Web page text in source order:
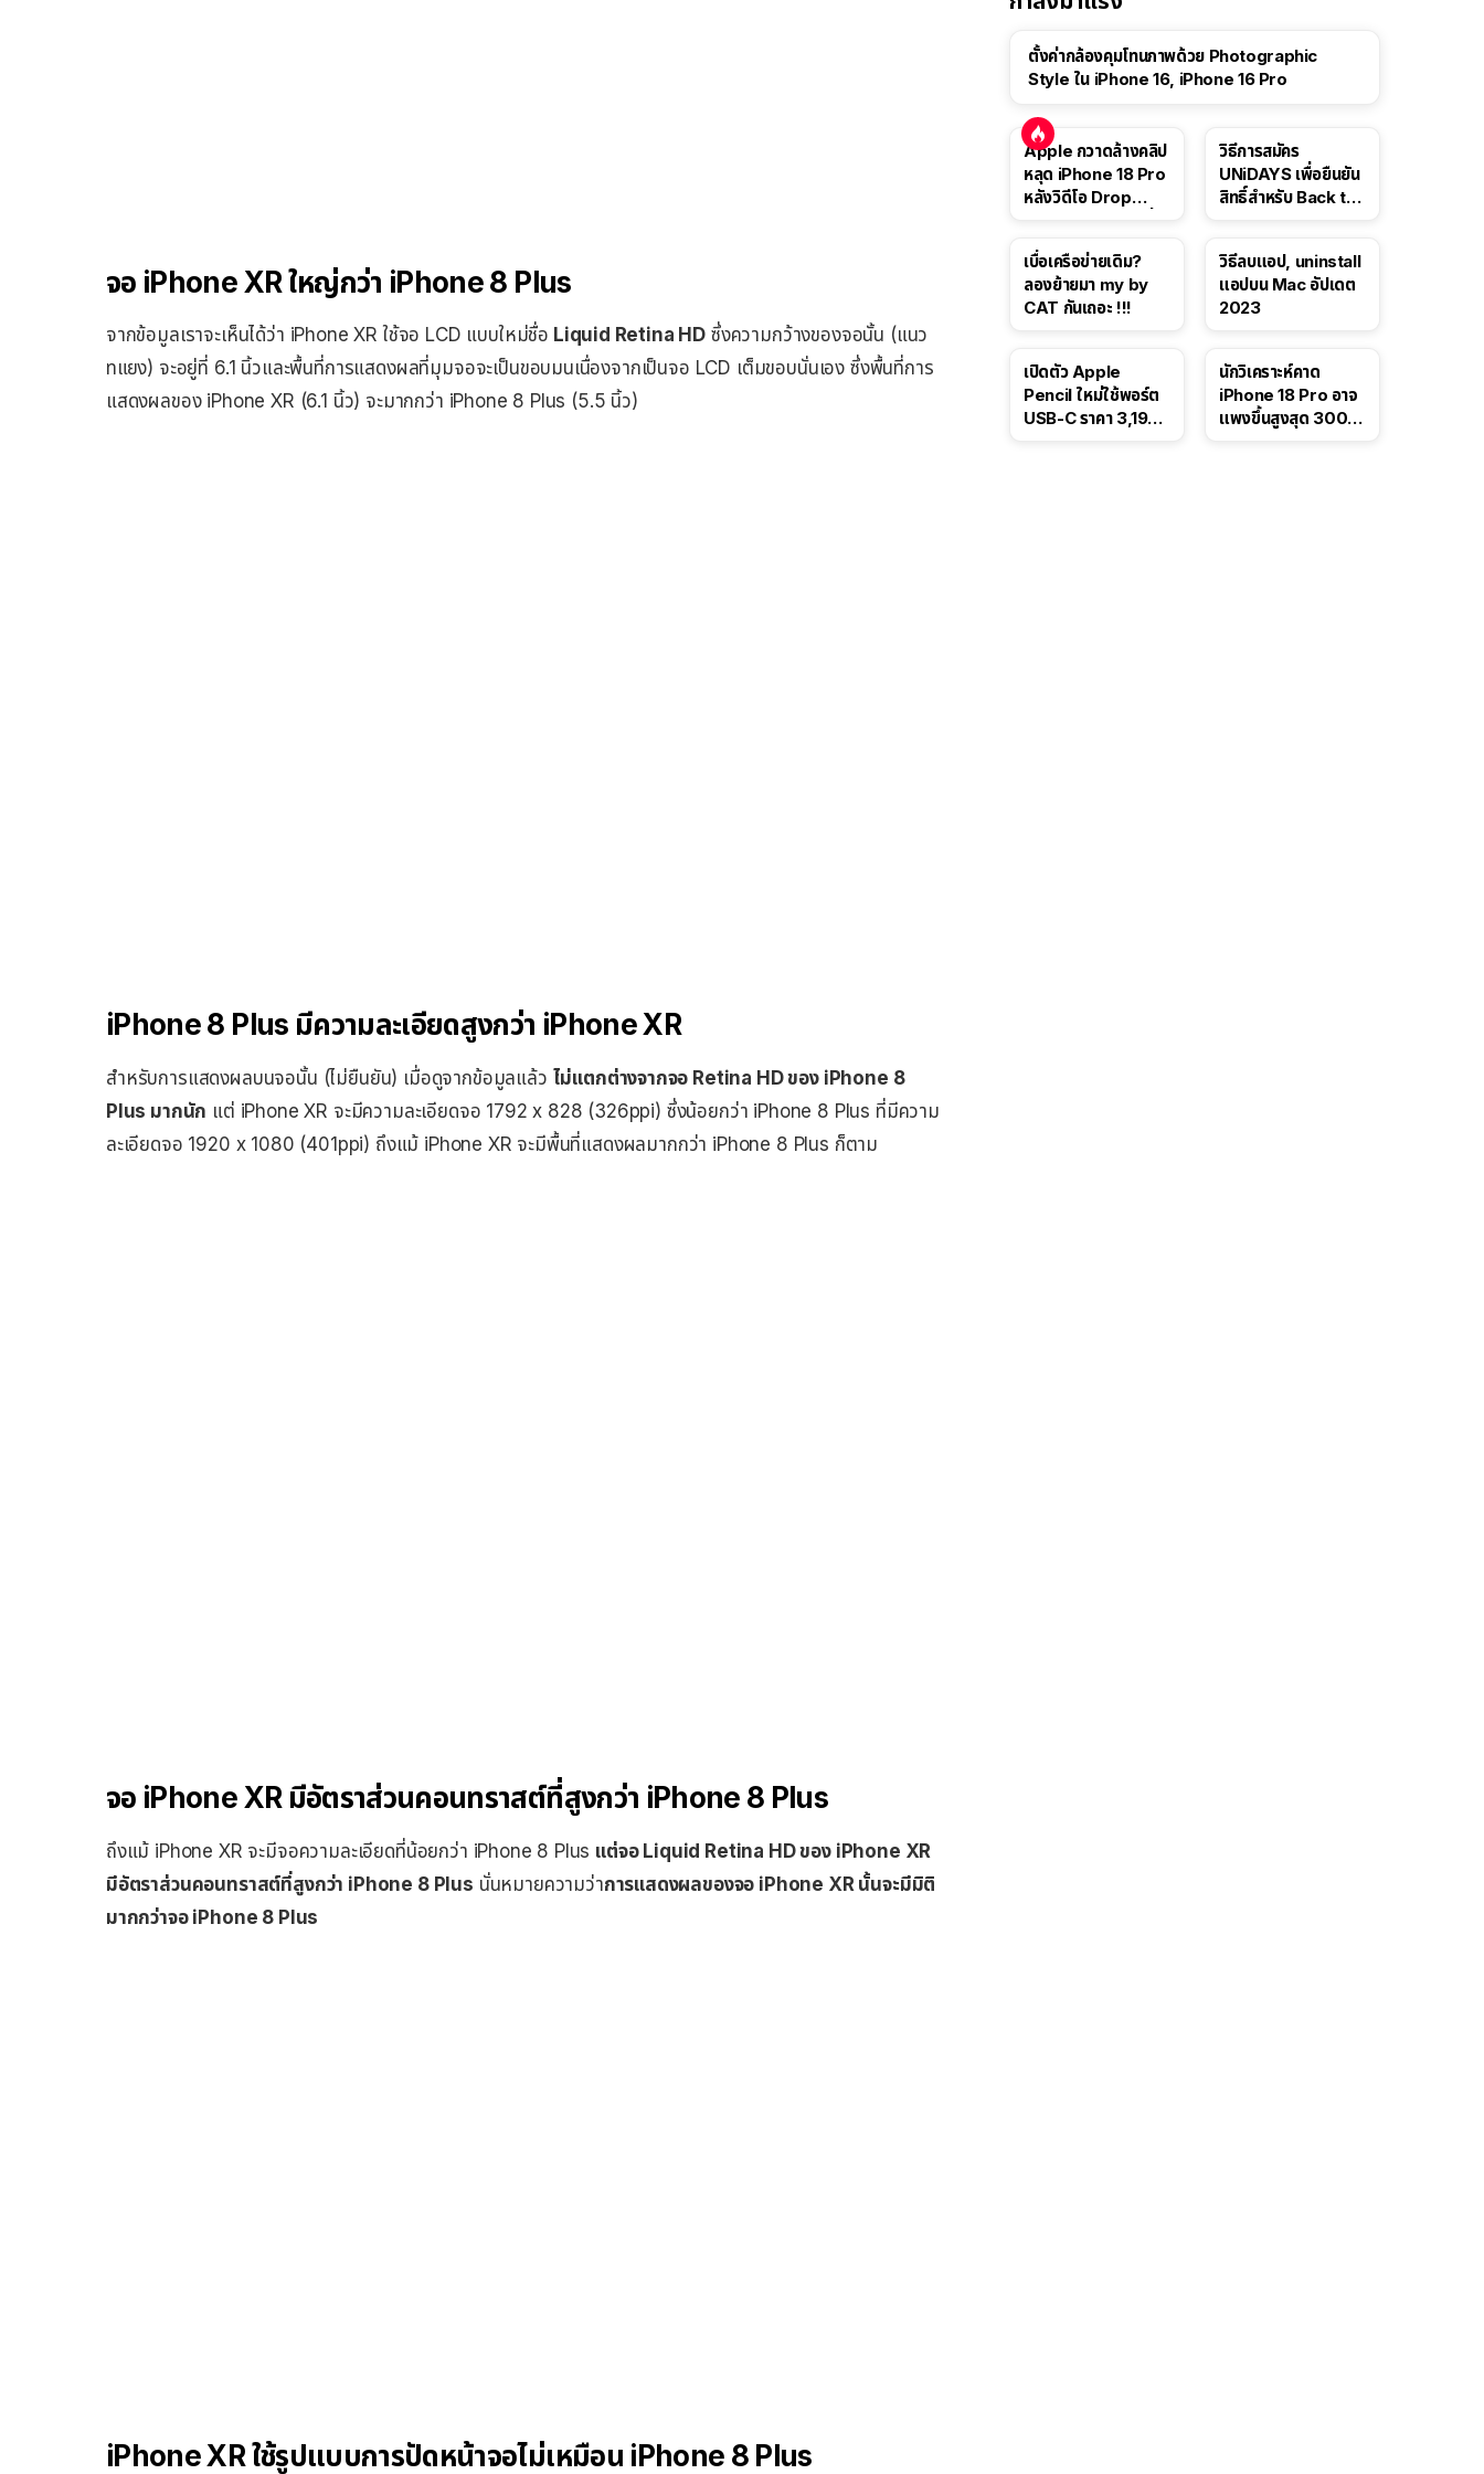
จอ iPhone XR ใหญ่กว่า iPhone 8 Plus
จากข้อมูลเราจะเห็นได้ว่า iPhone XR ใช้จอ LCD แบบใหม่ชื่อ Liquid Retina HD ซึ่งความกว้างของจอนั้น (แนว
ทแยง) จะอยู่ที่ 6.1 นิ้วและพื้นที่การแสดงผลที่มุมจอจะเป็นขอบมนเนื่องจากเป็นจอ LCD เต็มขอบนั่นเอง ซึ่งพื้นที่การ
แสดงผลของ iPhone XR (6.1 นิ้ว) จะมากกว่า iPhone 8 Plus (5.5 นิ้ว)
iPhone 8 Plus มีความละเอียดสูงกว่า iPhone XR
สำหรับการแสดงผลบนจอนั้น (ไม่ยืนยัน) เมื่อดูจากข้อมูลแล้ว ไม่แตกต่างจากจอ Retina HD ของ iPhone 8
Plus มากนัก แต่ iPhone XR จะมีความละเอียดจอ 1792 x 828 (326ppi) ซึ่งน้อยกว่า iPhone 8 Plus ที่มีความ
ละเอียดจอ 1920 x 1080 (401ppi) ถึงแม้ iPhone XR จะมีพื้นที่แสดงผลมากกว่า iPhone 8 Plus ก็ตาม
จอ iPhone XR มีอัตราส่วนคอนทราสต์ที่สูงกว่า iPhone 8 Plus
ถึงแม้ iPhone XR จะมีจอความละเอียดที่น้อยกว่า iPhone 8 Plus แต่จอ Liquid Retina HD ของ iPhone XR
มีอัตราส่วนคอนทราสต์ที่สูงกว่า iPhone 8 Plus นั่นหมายความว่าการแสดงผลของจอ iPhone XR นั้นจะมีมิติ
มากกว่าจอ iPhone 8 Plus
iPhone XR ใช้รูปแบบการปัดหน้าจอไม่เหมือน iPhone 8 Plus
ตั้งค่ากล้องคุมโทนภาพด้วย Photographic
Style ใน iPhone 16, iPhone 16 Pro
Apple กวาดล้างคลิป
หลุด iPhone 18 Pro
หลังวิดีโอ Drop
วิธีการสมัคร
UNiDAYS เพื่อยืนยัน
สิทธิ์สำหรับ Back to
เบื่อเครือข่ายเดิม?
ลองย้ายมา my by
CAT กันเถอะ !!!
วิธีลบแอป, uninstall
แอปบน Mac อัปเดต
2023
เปิดตัว Apple
Pencil ใหม่ใช้พอร์ต
USB-C ราคา 3,190
นักวิเคราะห์คาด
iPhone 18 Pro อาจ
แพงขึ้นสูงสุด 300